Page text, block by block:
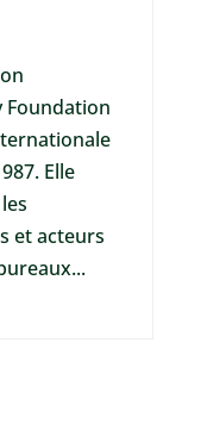
Foundation
Elle
et acteurs